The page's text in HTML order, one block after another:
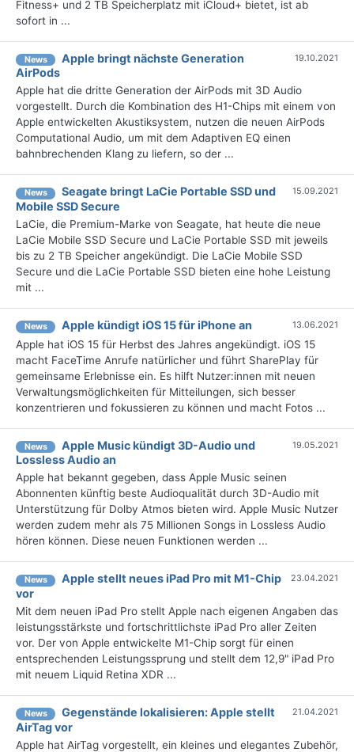
Fitness+ und 2 TB Speicherplatz mit iCloud+ bietet, ist ab
sofort in ...
News
Apple bringt nächste Generation
AirPods
19.10.2021
Apple hat die dritte Generation der AirPods mit 3D Audio
vorgestellt. Durch die Kombination des H1-Chips mit einem von
Apple entwickelten Akustiksystem, nutzen die neuen AirPods
Computational Audio, um mit dem Adaptiven EQ einen
bahnbrechenden Klang zu liefern, so der ...
News
Seagate bringt LaCie Portable SSD und
Mobile SSD Secure
15.09.2021
LaCie, die Premium-Marke von Seagate, hat heute die neue
LaCie Mobile SSD Secure und LaCie Portable SSD mit jeweils
bis zu 2 TB Speicher angekündigt. Die LaCie Mobile SSD
Secure und die LaCie Portable SSD bieten eine hohe Leistung
mit ...
News Apple kündigt iOS 15 für iPhone an 13.06.2021
Apple hat iOS 15 für Herbst des Jahres angekündigt. iOS 15
macht FaceTime Anrufe natürlicher und führt SharePlay für
gemeinsame Erlebnisse ein. Es hilft Nutzer:innen mit neuen
Verwaltungsmöglichkeiten für Mitteilungen, sich besser
konzentrieren und fokussieren zu können und macht Fotos ...
News
Apple Music kündigt 3D-Audio und
Lossless Audio an
19.05.2021
Apple hat bekannt gegeben, dass Apple Music seinen
Abonnenten künftig beste Audioqualität durch 3D-Audio mit
Unterstützung für Dolby Atmos bieten wird. Apple Music Nutzer
werden zudem mehr als 75 Millionen Songs in Lossless Audio
hören können. Diese neuen Funktionen werden ...
News
Apple stellt neues iPad Pro mit M1-Chip
vor
23.04.2021
Mit dem neuen iPad Pro stellt Apple nach eigenen Angaben das
leistungsstärkste und fortschrittlichste iPad Pro aller Zeiten
vor. Der von Apple entwickelte M1-Chip sorgt für einen
entsprechenden Leistungssprung und stellt dem 12,9" iPad Pro
mit neuem Liquid Retina XDR ...
News
Gegenstände lokalisieren: Apple stellt
AirTag vor
21.04.2021
Apple hat AirTag vorgestellt, ein kleines und elegantes Zubehör,